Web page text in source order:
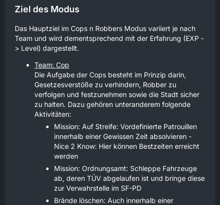
Ziel des Modus
Das Hauptziel im Cops n Robbers Modus variiert je nach
Team und wird dementsprechend mit der Erfahrung (EXP -
> Level) dargestellt.
Team: Cop
Die Aufgabe der Cops besteht im Prinzip darin,
Gesetzesverstöße zu verhindern, Robber zu
verfolgen und festzunehmen sowie die Stadt sicher
zu halten. Dazu gehören unteranderem folgende
Aktivitäten:
Mission: Auf Streife: Vordefinierte Patrouillen
innerhalb einer Gewissen Zeit absolvieren -
Nice 2 Know: Hier können Bestzeiten erreicht
werden
Mission: Ordnungsamt: Schleppe Fahrzeuge
ab, deren TÜV abgelaufen ist und bringe diese
zur Verwahrstelle im SF-PD
Brände löschen: Auch innerhalb einer